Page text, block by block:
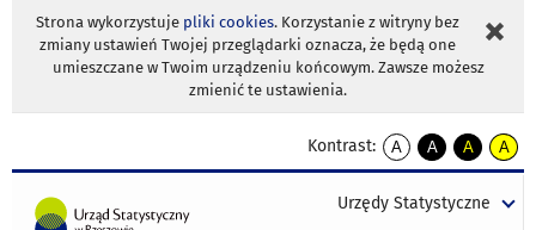
Strona wykorzystuje pliki cookies. Korzystanie z witryny bez
zmiany ustawień Twojej przeglądarki oznacza, że będą one
umieszczane w Twoim urządzeniu końcowym. Zawsze możesz
zmienić te ustawienia.
Kontrast:
A
kontrast
A
kontrast
tekst
A
kontrast
tekst
A
tekst
Urzędy Statystyczne